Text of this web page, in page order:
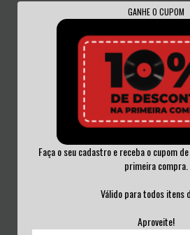
GANHE O CUPOM
Faça o seu cadastro e receba o cupom
primeira compra.
Válido para todos itens
Aproveite!
AND JACK...